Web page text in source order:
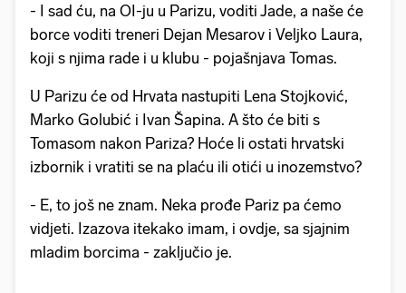
- I sad ću, na OI-ju u Parizu, voditi Jade, a naše će
borce voditi treneri Dejan Mesarov i Veljko Laura,
koji s njima rade i u klubu - pojašnjava Tomas.
U Parizu će od Hrvata nastupiti Lena Stojković,
Marko Golubić i Ivan Šapina. A što će biti s
Tomasom nakon Pariza? Hoće li ostati hrvatski
izbornik i vratiti se na plaću ili otići u inozemstvo?
- E, to još ne znam. Neka prođe Pariz pa ćemo
vidjeti. Izazova itekako imam, i ovdje, sa sjajnim
mladim borcima - zaključio je.